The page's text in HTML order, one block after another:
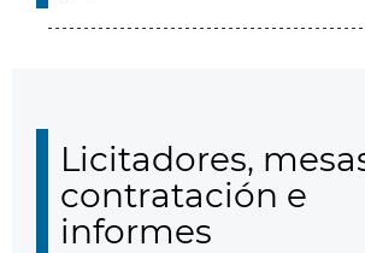
Licitadores,
contratación e
informes